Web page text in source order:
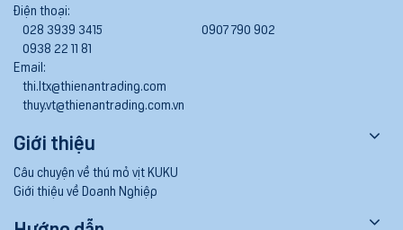
Điện thoại:
028 3939 3415
0938 22 11 81
0907 790 902
Email:
thi.ltx@thienantrading.com
thuy.vt@thienantrading.com.vn
Giới thiệu
Câu chuyện về thú mỏ vịt KUKU
Giới thiệu về Doanh Nghiệp